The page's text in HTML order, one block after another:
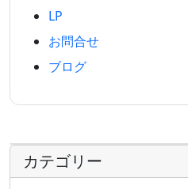
LP
お問合せ
ブログ
カテゴリー